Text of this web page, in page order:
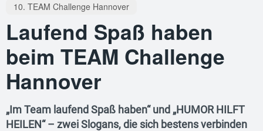
10. TEAM Challenge Hannover
Laufend Spaß haben
beim TEAM Challenge
Hannover
„Im Team laufend Spaß haben“ und „HUMOR HILFT
HEILEN“ – zwei Slogans, die sich bestens verbinden